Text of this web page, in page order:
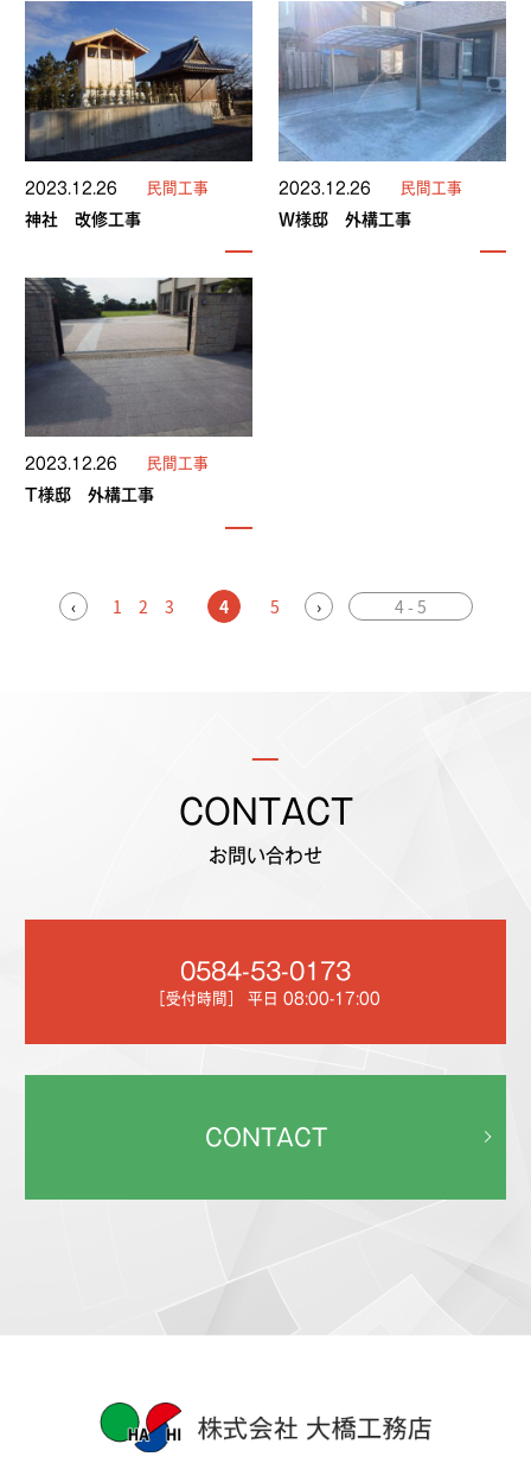
2023.12.26 民間工事
神社 改修工事
2023.12.26 民間工事
W様邸 外構工事
2023.12.26 民間工事
T様邸 外構工事
4 - 5
‹ 1 2 3 4 5 ›
CONTACT
お問い合わせ
0584-53-0173
［受付時間］ 平日 08:00-17:00
CONTACT